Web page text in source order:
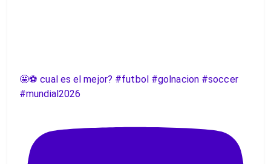
🤩⚽️ cual es el mejor? #futbol #golnacion #soccer
#mundial2026